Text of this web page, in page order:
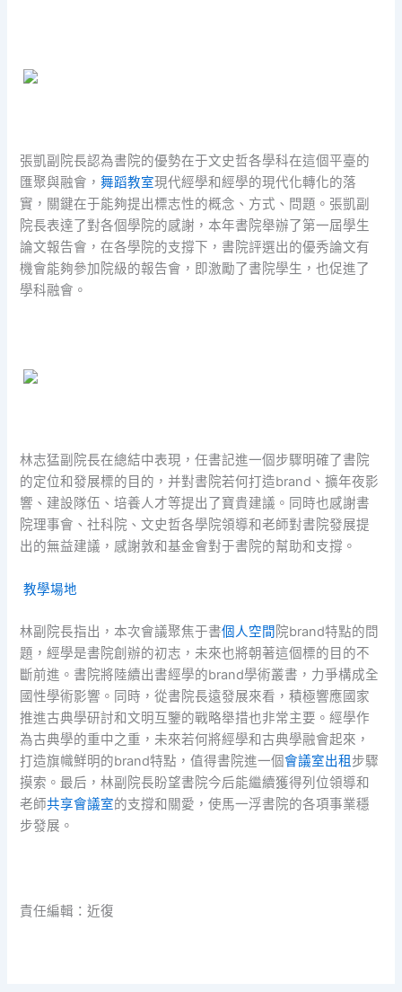
張凱副院長認為書院的優勢在于文史哲各學科在這個平臺的
匯聚與融會，舞蹈教室現代經學和經學的現代化轉化的落
實，關鍵在于能夠提出標志性的概念、方式、問題。張凱副
院長表達了對各個學院的感謝，本年書院舉辦了第一屆學生
論文報告會，在各學院的支撐下，書院評選出的優秀論文有
機會能夠參加院級的報告會，即激勵了書院學生，也促進了
學科融會。
林志猛副院長在總結中表現，任書記進一個步驟明確了書院
的定位和發展標的目的，并對書院若何打造brand、擴年夜影
響、建設隊伍、培養人才等提出了寶貴建議。同時也感謝書
院理事會、社科院、文史哲各學院領導和老師對書院發展提
出的無益建議，感謝敦和基金會對于書院的幫助和支撐。
教學場地
林副院長指出，本次會議聚焦于書個人空間 院brand特點的問
題，經學是書院創辦的初志，未來也將朝著這個標的目的不
斷前進。書院將陸續出書經學的brand學術叢書，力爭構成全
國性學術影響。同時，從書院長遠發展來看，積極響應國家
推進古典學研討和文明互鑒的戰略舉措也非常主要。經學作
為古典學的重中之重，未來若何將經學和古典學融會起來，
打造旗幟鮮明的brand特點，值得書院進一個會議室出租 步驟
摸索。最后，林副院長盼望書院今后能繼續獲得列位領導和
老師共享會議室的支撐和關愛，使馬一浮書院的各項事業穩
步發展。
責任編輯：近復